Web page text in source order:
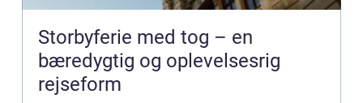
Storbyferie med tog – en
bæredygtig og oplevelsesrig
rejseform